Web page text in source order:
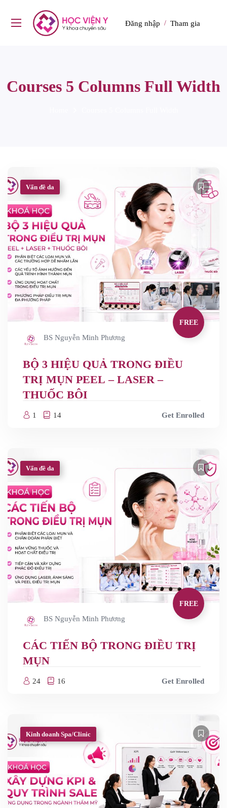
Đăng nhập / Tham gia
Courses 5 Columns Full Width
Vấn đề da
FREE
BS Nguyễn Minh Phương
BỘ 3 HIỆU QUẢ TRONG ĐIỀU
TRỊ MỤN PEEL – LASER –
THUỐC BÔI
1 14 Get Enrolled
Vấn đề da
FREE
BS Nguyễn Minh Phương
CÁC TIẾN BỘ TRONG ĐIỀU TRỊ
MỤN
24 16 Get Enrolled
Kinh doanh Spa/Clinic